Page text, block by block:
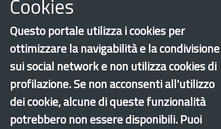
Cookies
Questo portale utilizza i cookies per
ottimizzare la navigabilità e la condivisione
sui social network e non utilizza cookies di
profilazione. Se non acconsenti all'utilizzo
dei cookie, alcune di queste funzionalità
potrebbero non essere disponibili. Puoi